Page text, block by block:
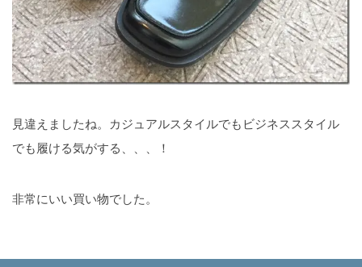
見違えましたね。カジュアルスタイルでもビジネススタイル
でも履ける気がする、、、！
非常にいい買い物でした。